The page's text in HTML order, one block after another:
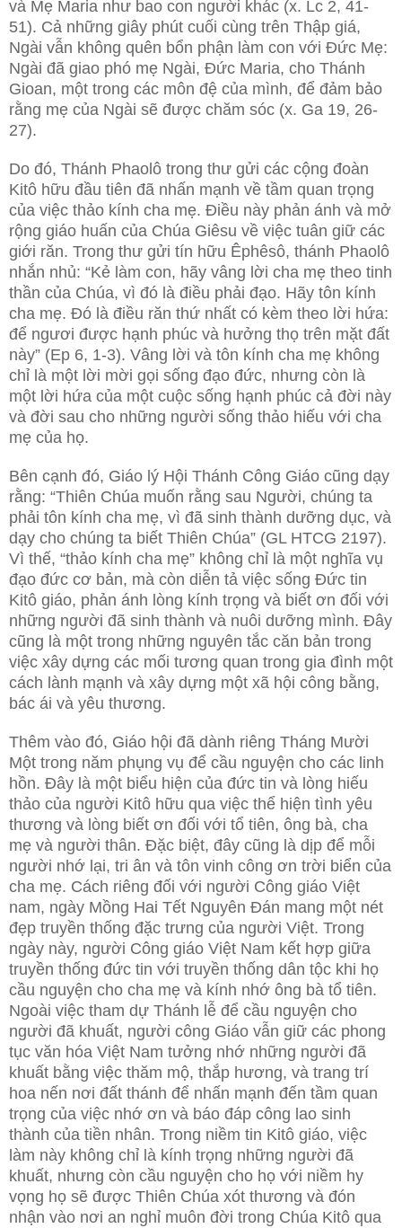
và Mẹ Maria như bao con người khác (x. Lc 2, 41-
51). Cả những giây phút cuối cùng trên Thập giá,
Ngài vẫn không quên bổn phận làm con với Đức Mẹ:
Ngài đã giao phó mẹ Ngài, Đức Maria, cho Thánh
Gioan, một trong các môn đệ của mình, để đảm bảo
rằng mẹ của Ngài sẽ được chăm sóc (x. Ga 19, 26-
27).
Do đó, Thánh Phaolô trong thư gửi các cộng đoàn
Kitô hữu đầu tiên đã nhấn mạnh về tầm quan trọng
của việc thảo kính cha mẹ. Điều này phản ánh và mở
rộng giáo huấn của Chúa Giêsu về việc tuân giữ các
giới răn. Trong thư gửi tín hữu Êphêsô, thánh Phaolô
nhắn nhủ: “Kẻ làm con, hãy vâng lời cha mẹ theo tinh
thần của Chúa, vì đó là điều phải đạo. Hãy tôn kính
cha mẹ. Đó là điều răn thứ nhất có kèm theo lời hứa:
để ngươi được hạnh phúc và hưởng thọ trên mặt đất
này” (Ep 6, 1-3). Vâng lời và tôn kính cha mẹ không
chỉ là một lời mời gọi sống đạo đức, nhưng còn là
một lời hứa của một cuộc sống hạnh phúc cả đời này
và đời sau cho những người sống thảo hiếu với cha
mẹ của họ.
Bên cạnh đó, Giáo lý Hội Thánh Công Giáo cũng dạy
rằng: “Thiên Chúa muốn rằng sau Người, chúng ta
phải tôn kính cha mẹ, vì đã sinh thành dưỡng dục, và
dạy cho chúng ta biết Thiên Chúa” (GL HTCG 2197).
Vì thế, “thảo kính cha mẹ” không chỉ là một nghĩa vụ
đạo đức cơ bản, mà còn diễn tả việc sống Đức tin
Kitô giáo, phản ánh lòng kính trọng và biết ơn đối với
những người đã sinh thành và nuôi dưỡng mình. Đây
cũng là một trong những nguyên tắc căn bản trong
việc xây dựng các mối tương quan trong gia đình một
cách lành mạnh và xây dựng một xã hội công bằng,
bác ái và yêu thương.
Thêm vào đó, Giáo hội đã dành riêng Tháng Mười
Một trong năm phụng vụ để cầu nguyện cho các linh
hồn. Đây là một biểu hiện của đức tin và lòng hiếu
thảo của người Kitô hữu qua việc thể hiện tình yêu
thương và lòng biết ơn đối với tổ tiên, ông bà, cha
mẹ và người thân. Đặc biệt, đây cũng là dịp để mỗi
người nhớ lại, tri ân và tôn vinh công ơn trời biển của
cha mẹ. Cách riêng đối với người Công giáo Việt
nam, ngày Mồng Hai Tết Nguyên Đán mang một nét
đẹp truyền thống đặc trưng của người Việt. Trong
ngày này, người Công giáo Việt Nam kết hợp giữa
truyền thống đức tin với truyền thống dân tộc khi họ
cầu nguyện cho cha mẹ và kính nhớ ông bà tổ tiên.
Ngoài việc tham dự Thánh lễ để cầu nguyện cho
người đã khuất, người công Giáo vẫn giữ các phong
tục văn hóa Việt Nam tưởng nhớ những người đã
khuất bằng việc thăm mộ, thắp hương, và trang trí
hoa nến nơi đất thánh để nhấn mạnh đến tầm quan
trọng của việc nhớ ơn và báo đáp công lao sinh
thành của tiền nhân. Trong niềm tin Kitô giáo, việc
làm này không chỉ là kính trọng những người đã
khuất, nhưng còn cầu nguyện cho họ với niềm hy
vọng họ sẽ được Thiên Chúa xót thương và đón
nhận vào nơi an nghỉ muôn đời trong Chúa Kitô qua